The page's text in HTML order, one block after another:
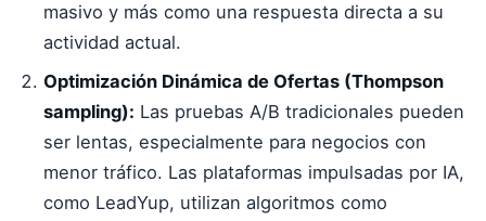
masivo y más como una respuesta directa a su
actividad actual.
Optimización Dinámica de Ofertas (Thompson
sampling): Las pruebas A/B tradicionales pueden
ser lentas, especialmente para negocios con
menor tráfico. Las plataformas impulsadas por IA,
como LeadYup, utilizan algoritmos como